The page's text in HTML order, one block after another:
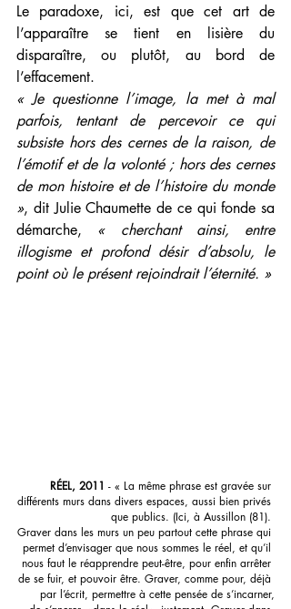
Le paradoxe, ici, est que cet art de
l’apparaître se tient en lisière du
disparaître, ou plutôt, au bord de
l’effacement.
« Je questionne l’image, la met à mal
parfois, tentant de percevoir ce qui
subsiste hors des cernes de la raison, de
l’émotif et de la volonté ; hors des cernes
de mon histoire et de l’histoire du monde
», dit Julie Chaumette de ce qui fonde sa
démarche, « cherchant ainsi, entre
illogisme et profond désir d’absolu, le
point où le présent rejoindrait l’éternité. »
RÉEL, 2011 - « La même phrase est gravée sur
différents murs dans divers espaces, aussi bien privés
que publics. (Ici, à Aussillon (81).
Graver dans les murs un peu partout cette phrase qui
permet d’envisager que nous sommes le réel, et qu’il
nous faut le réapprendre peut-être, pour enfin arrêter
de se fuir, et pouvoir être. Graver, comme pour, déjà
par l’écrit, permettre à cette pensée de s’incarner,